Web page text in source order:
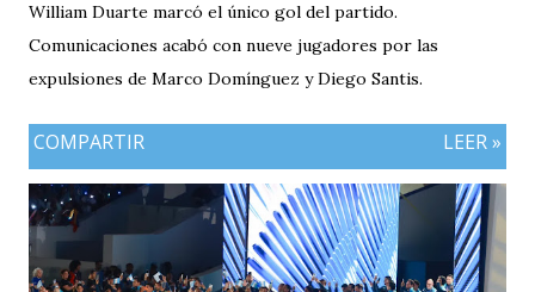
William Duarte marcó el único gol del partido.
Comunicaciones acabó con nueve jugadores por las
expulsiones de Marco Domínguez y Diego Santis.
COMPARTIR LEER »